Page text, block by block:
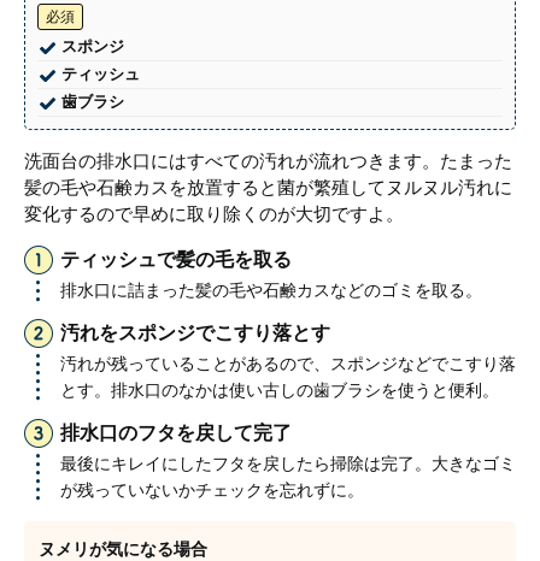
必須
スポンジ
ティッシュ
歯ブラシ
洗面台の排水口にはすべての汚れが流れつきます。たまった
髪の毛や石鹸カスを放置すると菌が繁殖してヌルヌル汚れに
変化するので早めに取り除くのが大切ですよ。
ティッシュで髪の毛を取る
排水口に詰まった髪の毛や石鹸カスなどのゴミを取る。
汚れをスポンジでこすり落とす
汚れが残っていることがあるので、スポンジなどでこすり落
とす。排水口のなかは使い古しの歯ブラシを使うと便利。
排水口のフタを戻して完了
最後にキレイにしたフタを戻したら掃除は完了。大きなゴミ
が残っていないかチェックを忘れずに。
ヌメリが気になる場合